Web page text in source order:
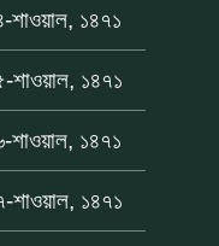
শাওয়াল, ১৪৭১
শাওয়াল, ১৪৭১
শাওয়াল, ১৪৭১
শাওয়াল, ১৪৭১